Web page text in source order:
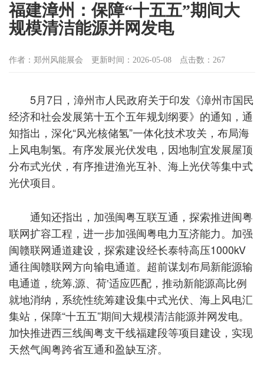
福建漳州：保障“十五五”期间大
规模清洁能源并网发电
作者：郑州风能展会 更新时间：2026-05-08 点击数：267
5月7日，漳州市人民政府关于印发《漳州市国民
经济和社会发展第十五个五年规划纲要》的通知，通
知指出，深化“风光核储氢”一体化技术攻关，布局海
上风电制氢。有序发展光伏发电，因地制宜发展屋顶
分布式光伏，有序推进渔光互补、海上光伏等集中式
光伏项目。
通知还指出，加强闽粤互联互通，探索推进闽粤
联网扩容工程，进一步加强闽粤电力互济能力。加强
闽赣联网通道建设，探索建设经长泰特高压1000kV
通往闽赣联网方向输电通道。超前谋划布局新能源输
电通道，统筹‚源、荷‛适应匹配，推动新能源高比例
就地消纳，系统性统筹建设集中式光伏、海上风电汇
集站，保障“十五五”期间大规模清洁能源并网发电。
加快推进西三线闽粤支干线福建段等项目建设，实现
天然气闽粤跨省互通和盈缺互济。